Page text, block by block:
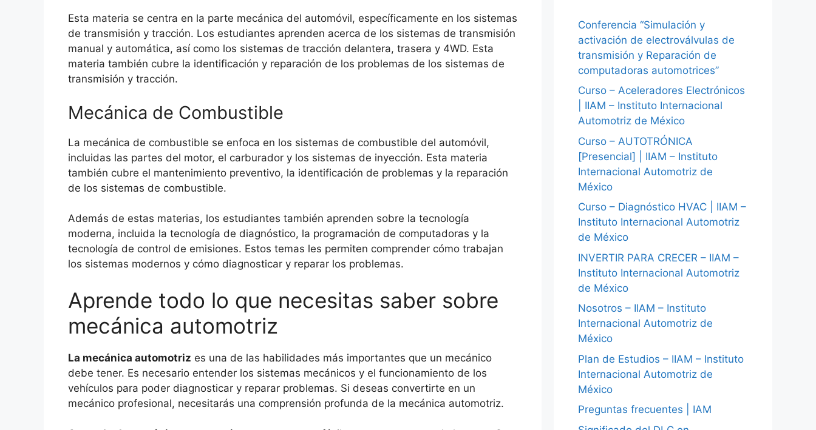
Esta materia se centra en la parte mecánica del automóvil, específicamente en los sistemas
de transmisión y tracción. Los estudiantes aprenden acerca de los sistemas de transmisión
manual y automática, así como los sistemas de tracción delantera, trasera y 4WD. Esta
materia también cubre la identificación y reparación de los problemas de los sistemas de
transmisión y tracción.
Mecánica de Combustible
La mecánica de combustible se enfoca en los sistemas de combustible del automóvil,
incluidas las partes del motor, el carburador y los sistemas de inyección. Esta materia
también cubre el mantenimiento preventivo, la identificación de problemas y la reparación
de los sistemas de combustible.
Además de estas materias, los estudiantes también aprenden sobre la tecnología
moderna, incluida la tecnología de diagnóstico, la programación de computadoras y la
tecnología de control de emisiones. Estos temas les permiten comprender cómo trabajan
los sistemas modernos y cómo diagnosticar y reparar los problemas.
Aprende todo lo que necesitas saber sobre
mecánica automotriz
La mecánica automotriz es una de las habilidades más importantes que un mecánico
debe tener. Es necesario entender los sistemas mecánicos y el funcionamiento de los
vehículos para poder diagnosticar y reparar problemas. Si deseas convertirte en un
mecánico profesional, necesitarás una comprensión profunda de la mecánica automotriz.
Conferencia “Simulación y
activación de electroválvulas de
transmisión y Reparación de
computadoras automotrices”
Curso – Aceleradores Electrónicos
| IIAM – Instituto Internacional
Automotriz de México
Curso – AUTOTRÓNICA
[Presencial] | IIAM – Instituto
Internacional Automotriz de
México
Curso – Diagnóstico HVAC | IIAM –
Instituto Internacional Automotriz
de México
INVERTIR PARA CRECER – IIAM –
Instituto Internacional Automotriz
de México
Nosotros – IIAM – Instituto
Internacional Automotriz de
México
Plan de Estudios – IIAM – Instituto
Internacional Automotriz de
México
Preguntas frecuentes | IAM